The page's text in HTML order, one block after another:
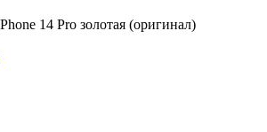
14 Pro золотая (оригинал)